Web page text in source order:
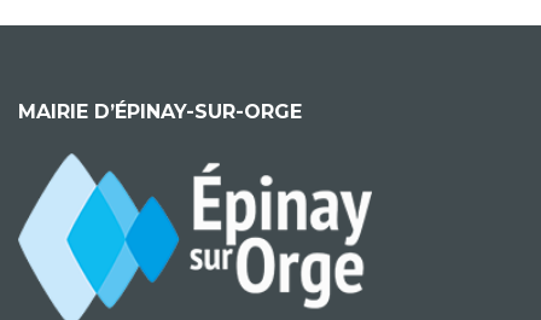
MAIRIE D’ÉPINAY-SUR-ORGE